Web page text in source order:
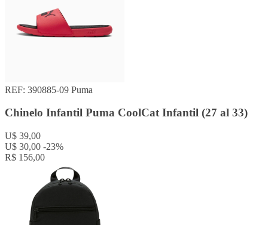
REF: 390885-09 Puma
Chinelo Infantil Puma CoolCat Infantil (27 al 33)
U$ 39,00
U$ 30,00 -23%
R$ 156,00